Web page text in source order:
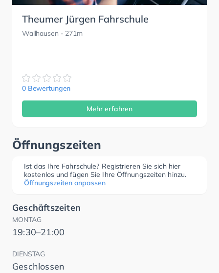
Theumer Jürgen Fahrschule
Wallhausen - 271m
0 Bewertungen
Mehr erfahren
Öffnungszeiten
Ist das Ihre Fahrschule? Registrieren Sie sich hier
kostenlos und fügen Sie Ihre Öffnungszeiten hinzu.
Öffnungszeiten anpassen
Geschäftszeiten
MONTAG
19:30–21:00
DIENSTAG
Geschlossen